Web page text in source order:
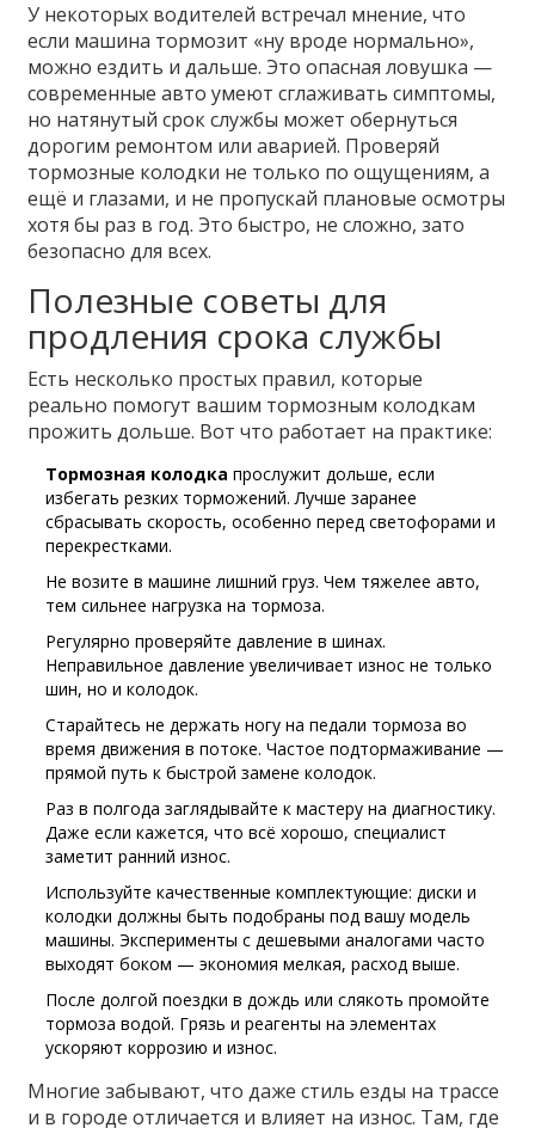
У некоторых водителей встречал мнение, что
если машина тормозит «ну вроде нормально»,
можно ездить и дальше. Это опасная ловушка —
современные авто умеют сглаживать симптомы,
но натянутый срок службы может обернуться
дорогим ремонтом или аварией. Проверяй
тормозные колодки не только по ощущениям, а
ещё и глазами, и не пропускай плановые осмотры
хотя бы раз в год. Это быстро, не сложно, зато
безопасно для всех.
Полезные советы для
продления срока службы
Есть несколько простых правил, которые
реально помогут вашим тормозным колодкам
прожить дольше. Вот что работает на практике:
Тормозная колодка прослужит дольше, если
избегать резких торможений. Лучше заранее
сбрасывать скорость, особенно перед светофорами и
перекрестками.
Не возите в машине лишний груз. Чем тяжелее авто,
тем сильнее нагрузка на тормоза.
Регулярно проверяйте давление в шинах.
Неправильное давление увеличивает износ не только
шин, но и колодок.
Старайтесь не держать ногу на педали тормоза во
время движения в потоке. Частое подтормаживание —
прямой путь к быстрой замене колодок.
Раз в полгода заглядывайте к мастеру на диагностику.
Даже если кажется, что всё хорошо, специалист
заметит ранний износ.
Используйте качественные комплектующие: диски и
колодки должны быть подобраны под вашу модель
машины. Эксперименты с дешевыми аналогами часто
выходят боком — экономия мелкая, расход выше.
После долгой поездки в дождь или слякоть промойте
тормоза водой. Грязь и реагенты на элементах
ускоряют коррозию и износ.
Многие забывают, что даже стиль езды на трассе
и в городе отличается и влияет на износ. Там, где